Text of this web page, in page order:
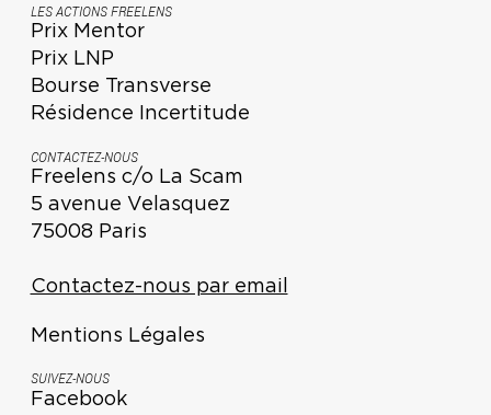
LES ACTIONS FREELENS
Prix Mentor
Prix LNP
Bourse Transverse
Résidence Incertitude
CONTACTEZ-NOUS
Freelens c/o La Scam
5 avenue Velasquez
75008 Paris
Contactez-nous par email
Mentions Légales
SUIVEZ-NOUS
Facebook